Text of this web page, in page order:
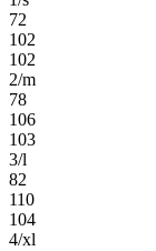
72
102
102
2/m
78
106
103
3/l
82
110
104
4/xl